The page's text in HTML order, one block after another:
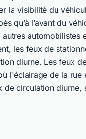
la visibilité du
qu’à l’avant du
automobilistes
les feux de
diurne. Les feux
l'éclairage de la rue
circulation diurne,